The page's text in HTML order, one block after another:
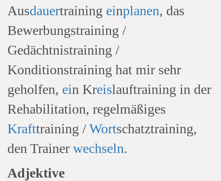
Ausdauertraining einplanen, das
Bewerbungstraining /
Gedächtnistraining /
Konditionstraining hat mir sehr
geholfen, ein Kreislauftraining in der
Rehabilitation, regelmäßiges
Krafttraining /Wortschatztraining,
den Trainer wechseln.
Adjektive